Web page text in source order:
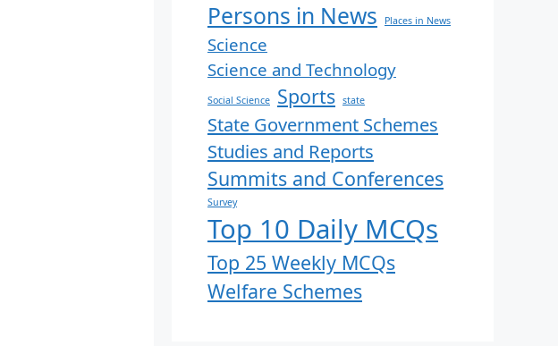
Persons in News Places in News
Science
Science and Technology
Social Science Sports state
State Government Schemes
Studies and Reports
Summits and Conferences
Survey
Top 10 Daily MCQs
Top 25 Weekly MCQs
Welfare Schemes